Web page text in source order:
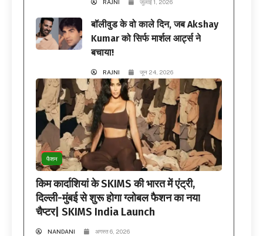
RAJNI जुलाई 1, 2026
बॉलीवुड के वो काले दिन, जब Akshay
Kumar को सिर्फ मार्शल आर्ट्स ने
बचाया!
RAJNI जून 24, 2026
फैशन
किम कार्दाशियां के SKIMS की भारत में एंट्री,
दिल्ली-मुंबई से शुरू होगा ग्लोबल फैशन का नया
चैप्टर| SKIMS India Launch
NANDANI अगस्त 6, 2026